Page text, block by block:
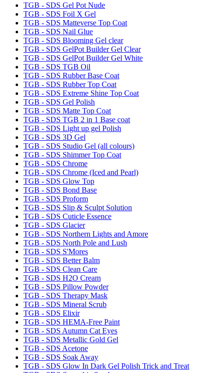
TGB - SDS Gel Pot Nude
TGB - SDS Foil X Gel
TGB - SDS Matteverse Top Coat
TGB - SDS Nail Glue
TGB - SDS Blooming Gel clear
TGB - SDS GelPot Builder Gel Clear
TGB - SDS GelPot Builder Gel White
TGB - SDS TGB Oil
TGB - SDS Rubber Base Coat
TGB - SDS Rubber Top Coat
TGB - SDS Extreme Shine Top Coat
TGB - SDS Gel Polish
TGB - SDS Matte Top Coat
TGB - SDS TGB 2 in 1 Base coat
TGB - SDS Light up gel Polish
TGB - SDS 3D Gel
TGB - SDS Studio Gel (all colours)
TGB - SDS Shimmer Top Coat
TGB - SDS Chrome
TGB - SDS Chrome (Iced and Pearl)
TGB - SDS Glow Top
TGB - SDS Bond Base
TGB - SDS Proform
TGB - SDS Slip & Sculpt Solution
TGB - SDS Cuticle Essence
TGB - SDS Glacier
TGB - SDS Northern Lights and Amore
TGB - SDS North Pole and Lush
TGB - SDS S'Mores
TGB - SDS Better Balm
TGB - SDS Clean Care
TGB - SDS H2O Cream
TGB - SDS Pillow Powder
TGB - SDS Therapy Mask
TGB - SDS Mineral Scrub
TGB - SDS Elixir
TGB - SDS HEMA-Free Paint
TGB - SDS Autumn Cat Eyes
TGB - SDS Metallic Gold Gel
TGB - SDS Acetone
TGB - SDS Soak Away
TGB - SDS Glow In Dark Gel Polish Trick and Treat